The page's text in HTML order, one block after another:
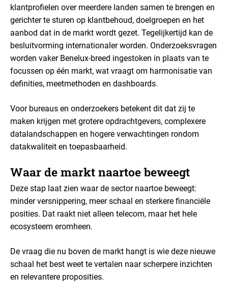
klantprofielen over meerdere landen samen te brengen en
gerichter te sturen op klantbehoud, doelgroepen en het
aanbod dat in de markt wordt gezet. Tegelijkertijd kan de
besluitvorming internationaler worden. Onderzoeksvragen
worden vaker Benelux-breed ingestoken in plaats van te
focussen op één markt, wat vraagt om harmonisatie van
definities, meetmethoden en dashboards.
Voor bureaus en onderzoekers betekent dit dat zij te
maken krijgen met grotere opdrachtgevers, complexere
datalandschappen en hogere verwachtingen rondom
datakwaliteit en toepasbaarheid.
Waar de markt naartoe beweegt
Deze stap laat zien waar de sector naartoe beweegt:
minder versnippering, meer schaal en sterkere financiële
posities. Dat raakt niet alleen telecom, maar het hele
ecosysteem eromheen.
De vraag die nu boven de markt hangt is wie deze nieuwe
schaal het best weet te vertalen naar scherpere inzichten
en relevantere proposities.